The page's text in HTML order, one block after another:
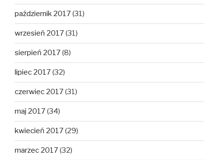
październik 2017(31)
wrzesień 2017(31)
sierpień 2017(8)
lipiec 2017(32)
czerwiec 2017(31)
maj 2017(34)
kwiecień 2017(29)
marzec 2017(32)